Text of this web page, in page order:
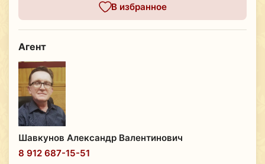
В избранное
Агент
Шавкунов Александр Валентинович
8 912 687-15-51